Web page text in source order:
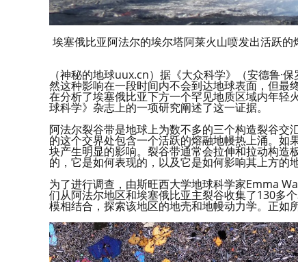
埃塞俄比亚阿法尔的埃尔塔阿莱火山喷发出活跃
（神秘的地球uux.cn）据《大众科学》（安德鲁·
然这种影响在一段时间内不会到达地球表面，但最
在分析了埃塞俄比亚下方一个罕见地质区域内年
球科学》杂志上的一项研究阐述了这一证据。
阿法尔裂谷带是地球上为数不多的三个构造裂谷
的这个交界处包含一个活跃的熔融地幔热上涌。
块产生明显的影响。裂谷带通常会拉伸和拉动构造
的，它是如何表现的，以及它是如何影响其上方的
为了进行调查，由斯旺西大学地球科学家Emma
们从阿法尔地区和埃塞俄比亚主裂谷收集了130多
模相结合，探索该地区的地壳和地幔动力学。正